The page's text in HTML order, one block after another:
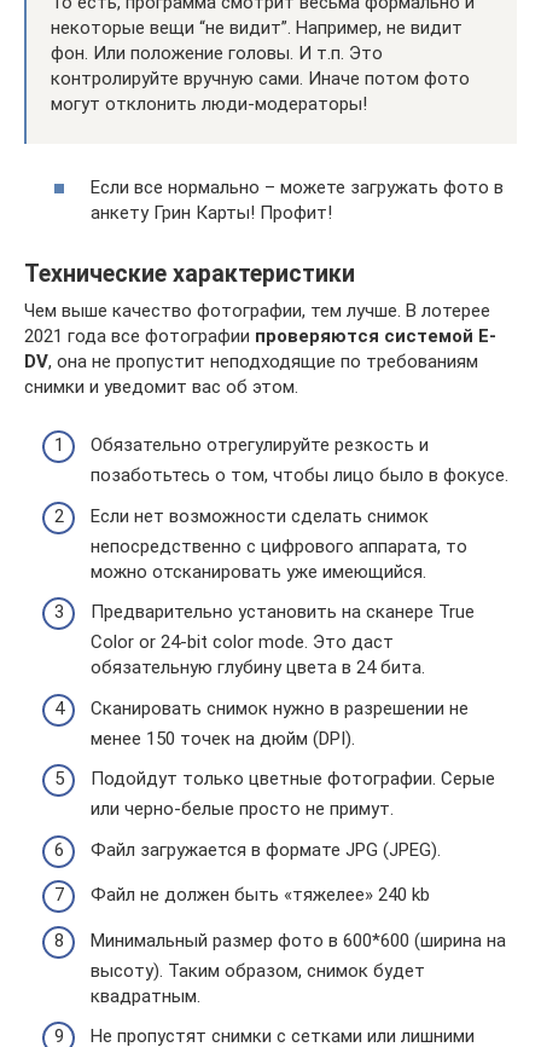
некоторые вещи “не видит”. Например, не видит
фон. Или положение головы. И т.п. Это
контролируйте вручную сами. Иначе потом фото
могут отклонить люди-модераторы!
Если все нормально – можете загружать фото в
анкету Грин Карты! Профит!
Технические характеристики
Чем выше качество фотографии, тем лучше. В лотерее
2021 года все фотографии проверяются системой E-
DV, она не пропустит неподходящие по требованиям
снимки и уведомит вас об этом.
Обязательно отрегулируйте резкость и
позаботьтесь о том, чтобы лицо было в фокусе.
Если нет возможности сделать снимок
непосредственно с цифрового аппарата, то
можно отсканировать уже имеющийся.
Предварительно установить на сканере True
Color or 24-bit color mode. Это даст
обязательную глубину цвета в 24 бита.
Сканировать снимок нужно в разрешении не
менее 150 точек на дюйм (DPI).
Подойдут только цветные фотографии. Серые
или черно-белые просто не примут.
Файл загружается в формате JPG (JPEG).
Файл не должен быть «тяжелее» 240 kb
Минимальный размер фото в 600*600 (ширина на
высоту). Таким образом, снимок будет
квадратным.
Не пропустят снимки с сетками или лишними